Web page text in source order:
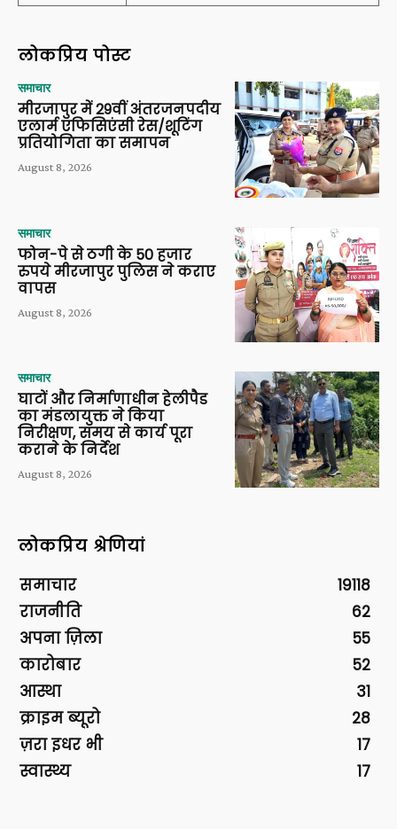
लोकप्रिय पोस्ट
समाचार
मीरजापुर में 29वीं अंतरजनपदीय
एलार्म एफिसिएंसी रेस/शूटिंग
प्रतियोगिता का समापन
August 8, 2026
समाचार
फोन-पे से ठगी के 50 हजार
रुपये मीरजापुर पुलिस ने कराए
वापस
August 8, 2026
समाचार
घाटों और निर्माणाधीन हेलीपैड
का मंडलायुक्त ने किया
निरीक्षण, समय से कार्य पूरा
कराने के निर्देश
August 8, 2026
लोकप्रिय श्रेणियां
समाचार
19118
राजनीति
62
अपना ज़िला
55
कारोबार
52
आस्था
31
क्राइम ब्यूरो
28
ज़रा इधर भी
17
स्वास्थ्य
17